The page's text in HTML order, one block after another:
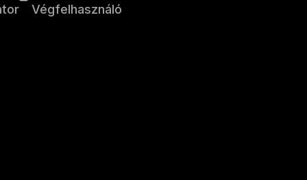
Végfelhasználó